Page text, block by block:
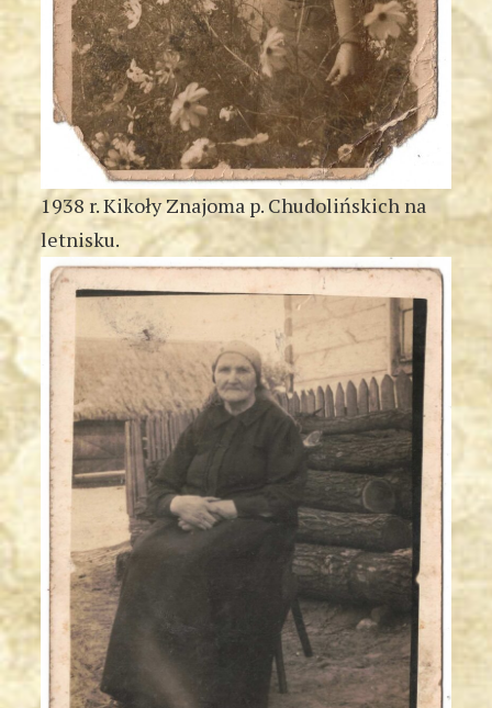
1938 r. Kikoły Znajoma p. Chudolińskich na
letnisku.